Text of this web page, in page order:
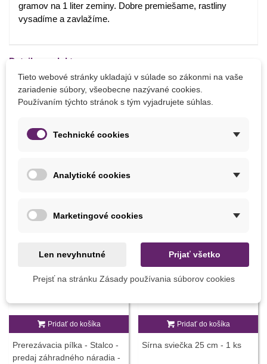
gramov na 1 liter zeminy. Dobre premiešame, rastliny
vysadíme a zavlažíme.
Detaily produktu
PARAMETRE
Pridať do košíka
Prerezávacia pílka - Stalco -
predaj záhradného náradia -
Pridať do košíka
Sírna sviečka 25 cm - 1 ks
Tieto webové stránky ukladajú v súlade so zákonmi na vaše
zariadenie súbory, všeobecne nazývané cookies.
Používaním týchto stránok s tým vyjadrujete súhlas.
Technické cookies
Analytické cookies
Marketingové cookies
Len nevyhnutné Prijať všetko
Prejsť na stránku Zásady používania súborov cookies